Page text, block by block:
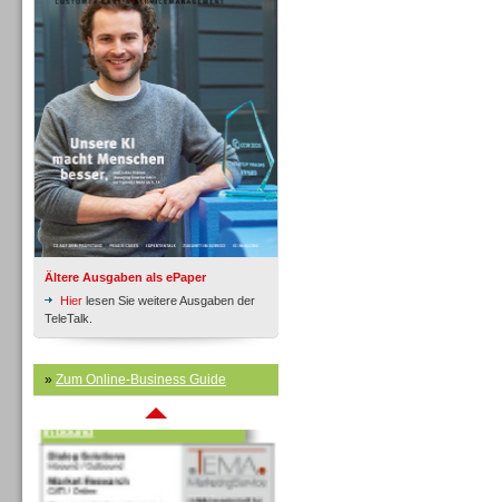
Ältere Ausgaben als ePaper
Hier lesen Sie weitere Ausgaben der
TeleTalk.
» Zum Online-Business Guide
Inbound